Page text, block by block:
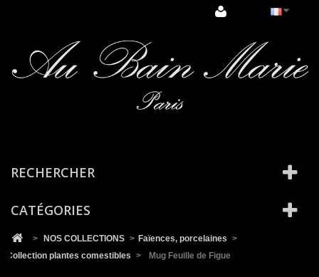
RECHERCHER
CATÉGORIES
> NOS COLLECTIONS > Faïences, porcelaines >
Collection plantes comestibles > Mug Feuille de Figue